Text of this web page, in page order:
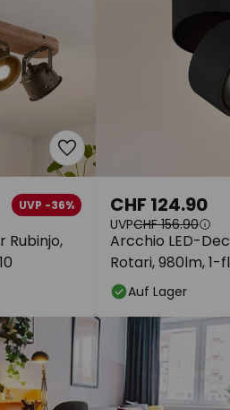
Rubinjo,
UVP -36%
Arcchio LED-
Rotari, 980lm, 1-
CHF 124.90
UVPCHF 156.90
Auf Lager